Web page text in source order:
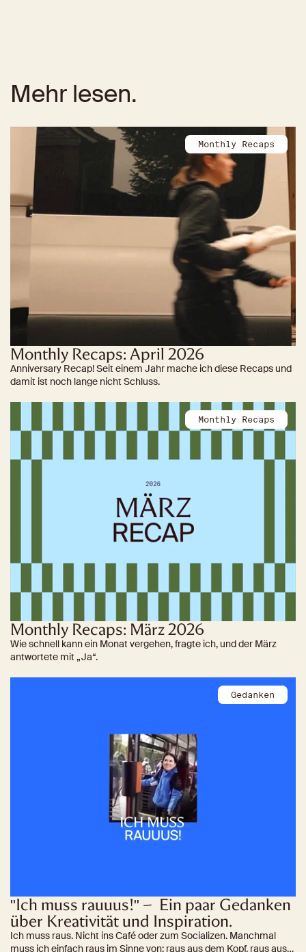
Mehr lesen.
Monthly Recaps
Monthly Recaps: April 2026
Anniversary Recap! Seit einem Jahr mache ich diese Recaps und
damit ist noch lange nicht Schluss.
Monthly Recaps
Monthly Recaps: März 2026
Wie schnell kann ein Monat vergehen, fragte ich, und der März
antwortete mit „Ja“.
Gedanken
"Ich muss rauuus!" –  Ein paar Gedanken
über Kreativität und Inspiration.
Ich muss raus. Nicht ins Café oder zum Socializen. Manchmal
muss ich einfach raus im Sinne von: raus aus dem Kopf, raus aus